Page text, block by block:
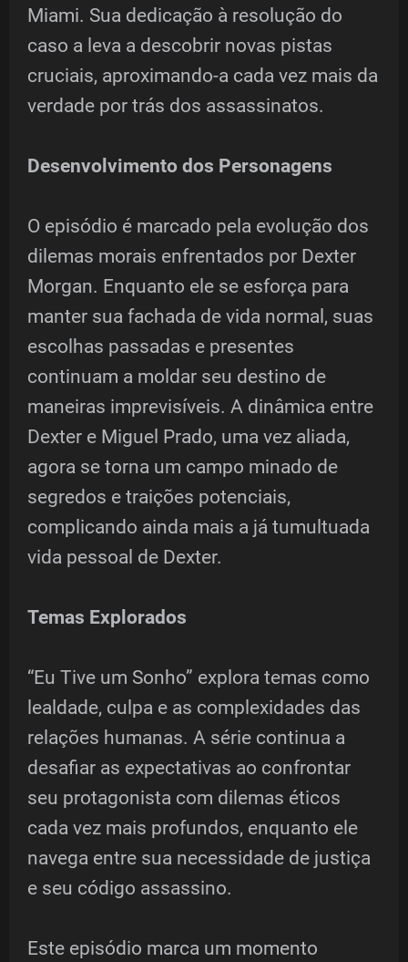
Miami. Sua dedicação à resolução do
caso a leva a descobrir novas pistas
cruciais, aproximando-a cada vez mais da
verdade por trás dos assassinatos.
Desenvolvimento dos Personagens
O episódio é marcado pela evolução dos
dilemas morais enfrentados por Dexter
Morgan. Enquanto ele se esforça para
manter sua fachada de vida normal, suas
escolhas passadas e presentes
continuam a moldar seu destino de
maneiras imprevisíveis. A dinâmica entre
Dexter e Miguel Prado, uma vez aliada,
agora se torna um campo minado de
segredos e traições potenciais,
complicando ainda mais a já tumultuada
vida pessoal de Dexter.
Temas Explorados
“Eu Tive um Sonho” explora temas como
lealdade, culpa e as complexidades das
relações humanas. A série continua a
desafiar as expectativas ao confrontar
seu protagonista com dilemas éticos
cada vez mais profundos, enquanto ele
navega entre sua necessidade de justiça
e seu código assassino.
Este episódio marca um momento